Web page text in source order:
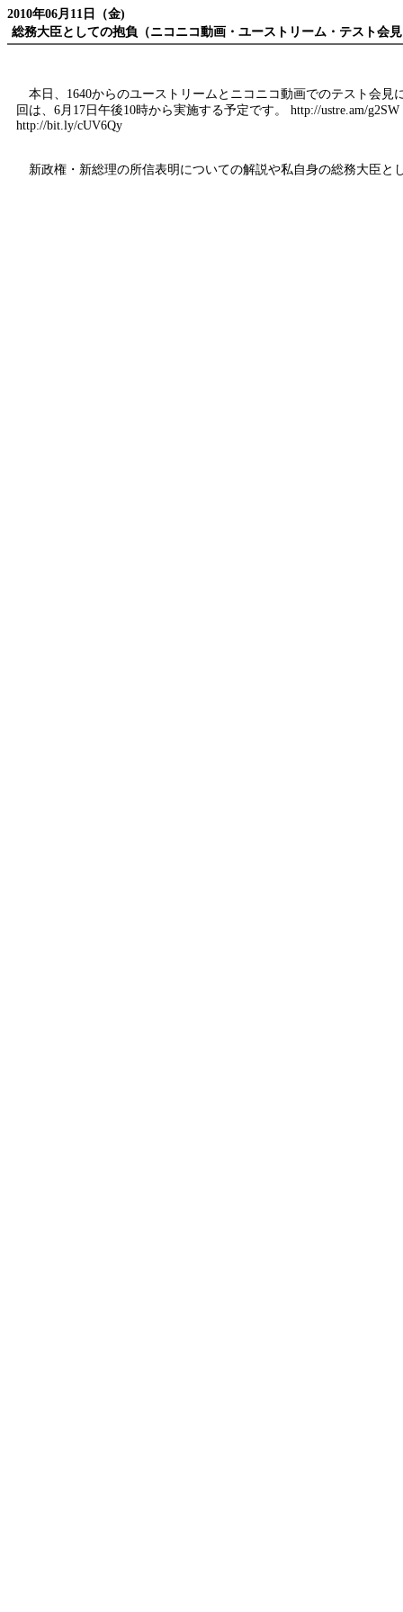
2010年06月11日（金)
総務大臣としての抱負（ニコニコ動画・ユーストリーム・テスト会
本日、1640からのユーストリームとニコニコ動画でのテスト会
回は、6月17日午後10時から実施する予定です。 http://ustre.am/g2SW
http://bit.ly/cUV6Qy
新政権・新総理の所信表明についての解説や私自身の総務大臣と